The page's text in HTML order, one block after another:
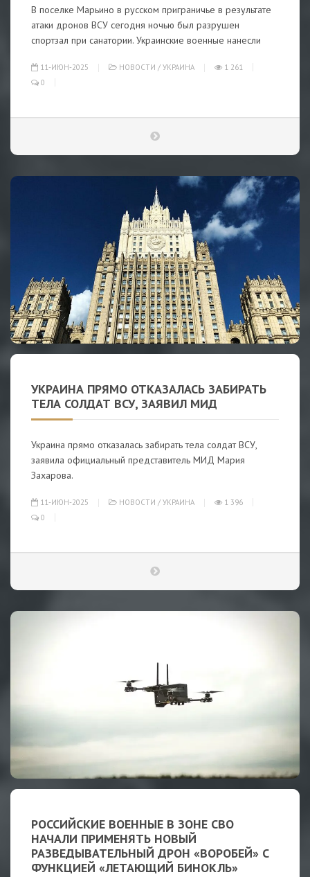
В поселке Марьино в русском приграничье в результате
атаки дронов ВСУ сегодня ночью был разрушен
спортзал при санатории. Украинские военные нанесли
11-ИЮН-2025 НОВОСТИ / УКРАИНА
1 261
0
УКРАИНА ПРЯМО ОТКАЗАЛАСЬ ЗАБИРАТЬ
ТЕЛА СОЛДАТ ВСУ, ЗАЯВИЛ МИД
Украина прямо отказалась забирать тела солдат ВСУ,
заявила официальный представитель МИД Мария
Захарова.
11-ИЮН-2025 НОВОСТИ / УКРАИНА
1 396
0
РОССИЙСКИЕ ВОЕННЫЕ В ЗОНЕ СВО
НАЧАЛИ ПРИМЕНЯТЬ НОВЫЙ
РАЗВЕДЫВАТЕЛЬНЫЙ ДРОН «ВОРОБЕЙ» С
ФУНКЦИЕЙ «ЛЕТАЮЩИЙ БИНОКЛЬ»